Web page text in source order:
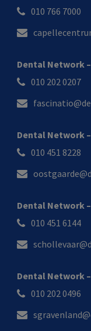
010 766 7000
Dental Network
010 202 0207
Dental Network
010 451 8228
Dental Network
010 451 6144
Dental Network
010 202 0496